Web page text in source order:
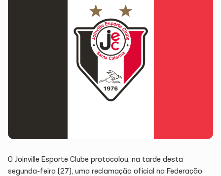
O Joinville Esporte Clube protocolou, na tarde desta
segunda-feira (27), uma reclamação oficial na Federação